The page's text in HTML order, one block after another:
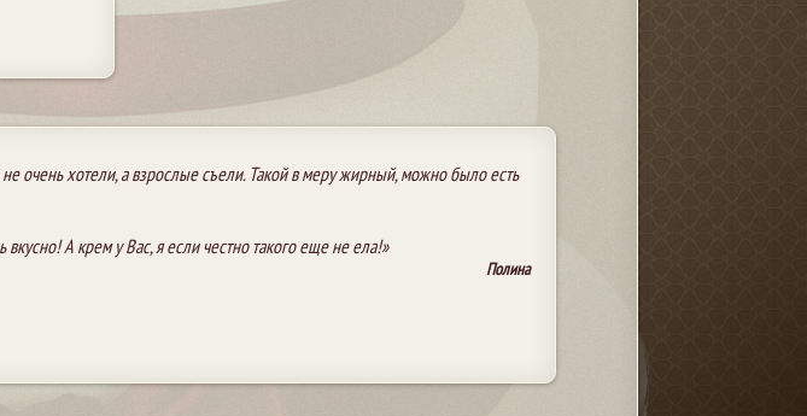
очень хотели, а взрослые съели. Такой в меру жирный, можно было есть
А крем у Вас, я если честно такого еще не ела!»
Полина